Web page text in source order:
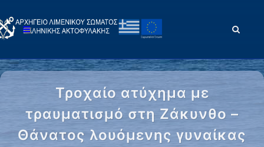
Τροχαίο ατύχημα με
τραυματισμό στη Ζάκυνθο –
Θάνατος λουόμενης γυναίκας